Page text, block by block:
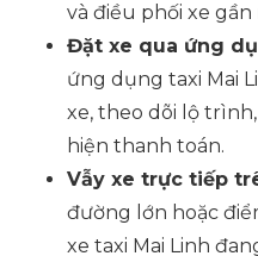
và điều phối xe
Đặt xe qua ứng
ứng dụng taxi Mai
xe, theo dõi lộ
hiện thanh toán.
Vẫy xe trực tiếp
đường lớn hoặc
xe taxi Mai Linh